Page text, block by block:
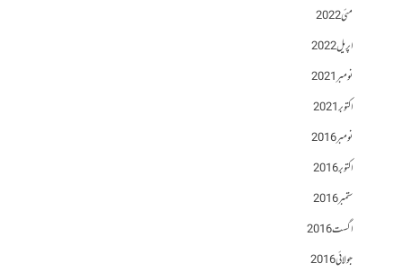
مئی 2022
اپریل 2022
نومبر 2021
اکتوبر 2021
نومبر 2016
اکتوبر 2016
ستمبر 2016
اگست 2016
جولائی 2016